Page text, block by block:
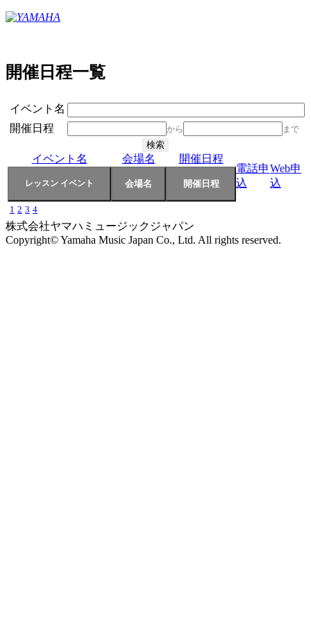
開催日程一覧
イベント名
開催日程
から まで
イベント名 会場名
開催日程
電話申
込
Web申
込
1 2 3 4
株式会社ヤマハミュージックジャパン
Copyright© Yamaha Music Japan Co., Ltd. All rights reserved.